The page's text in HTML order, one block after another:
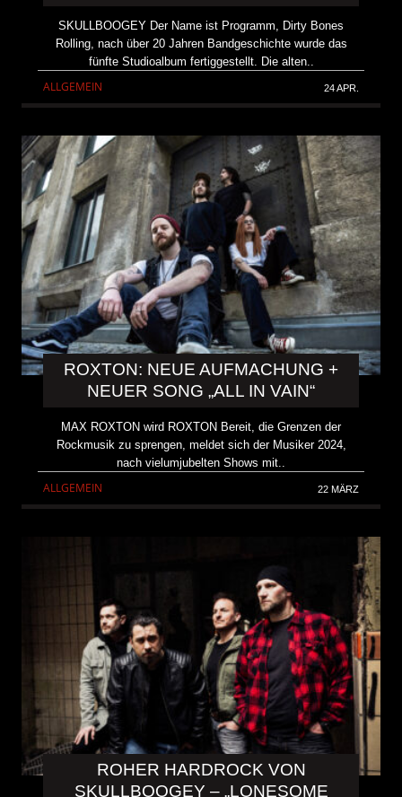
SKULLBOOGEY Der Name ist Programm, Dirty Bones
Rolling, nach über 20 Jahren Bandgeschichte wurde das
fünfte Studioalbum fertiggestellt. Die alten..
ALLGEMEIN 24 APR.
ROXTON: NEUE AUFMACHUNG +
NEUER SONG „ALL IN VAIN“
MAX ROXTON wird ROXTON Bereit, die Grenzen der
Rockmusik zu sprengen, meldet sich der Musiker 2024,
nach vielumjubelten Shows mit..
ALLGEMEIN 22 MÄRZ
ROHER HARDROCK VON
SKULLBOOGEY – „LONESOME